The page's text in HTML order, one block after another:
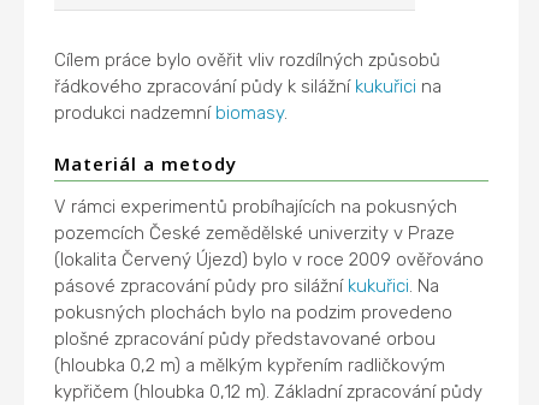
Cílem práce bylo ověřit vliv rozdílných způsobů
řádkového zpracování půdy k silážní kukuřici na
produkci nadzemní biomasy.
Materiál a metody
V rámci experimentů probíhajících na pokusných
pozemcích České zemědělské univerzity v Praze
(lokalita Červený Újezd) bylo v roce 2009 ověřováno
pásové zpracování půdy pro silážní kukuřici. Na
pokusných plochách bylo na podzim provedeno
plošné zpracování půdy představované orbou
(hloubka 0,2 m) a mělkým kypřením radličkovým
kypřičem (hloubka 0,12 m). Základní zpracování půdy